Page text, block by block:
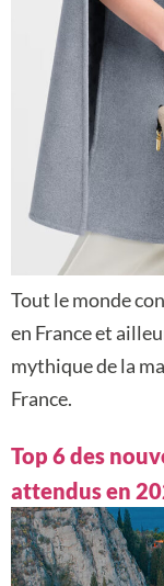
Tout le monde
en France et
mythique de la
France.
Top 6 des
attendus en